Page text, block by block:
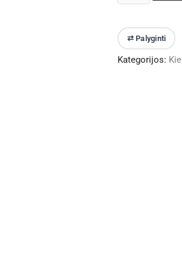
kiekis:
namelis
su
sandėliuku
⇄ Palyginti
Kategorijos: